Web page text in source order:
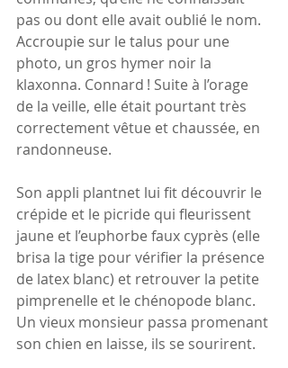
pas ou dont elle avait oublié le nom.
Accroupie sur le talus pour une
photo, un gros hymer noir la
klaxonna. Connard ! Suite à l’orage
de la veille, elle était pourtant très
correctement vêtue et chaussée, en
randonneuse.
Son appli plantnet lui fit découvrir le
crépide et le picride qui fleurissent
jaune et l’euphorbe faux cyprès (elle
brisa la tige pour vérifier la présence
de latex blanc) et retrouver la petite
pimprenelle et le chénopode blanc.
Un vieux monsieur passa promenant
son chien en laisse, ils se sourirent.